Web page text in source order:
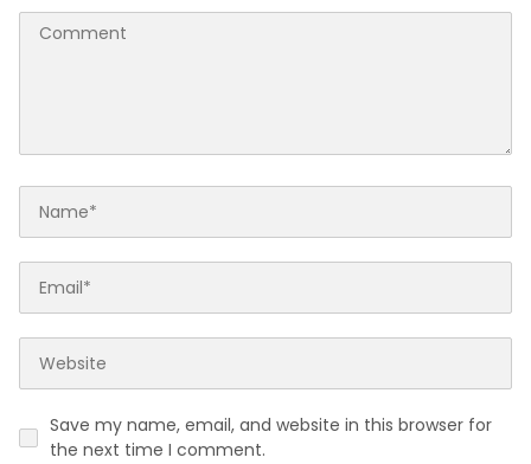
Save my name, email, and website in this browser for
the next time I comment.